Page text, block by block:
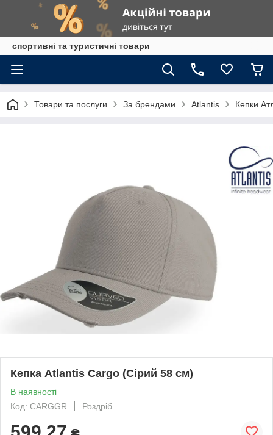
спортивні та туристичні товари
Товари та послуги За брендами Atlantis Кепки
Кепка Atlantis Cargo (Сірий 58 см)
В наявності
Код: CARGGR
Роздріб